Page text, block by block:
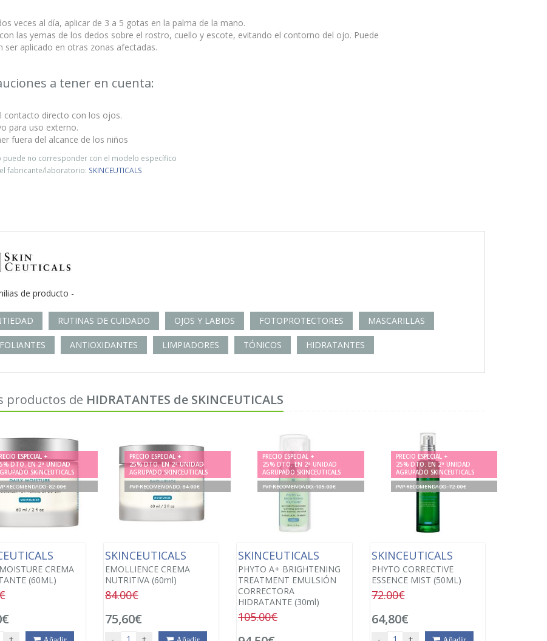
veces al día, aplicar de 3 a 5 gotas en la palma de la mano.
las yemas de los dedos sobre el rostro, cuello y escote, evitando el contorno del ojo. Puede
ser aplicado en otras zonas afectadas.
a tener en cuenta:
contacto directo con los ojos.
para uso externo.
fuera del alcance de los niños
puede no corresponder con el modelo específico
fabricante/laboratorio: SKINCEUTICALS
de producto -
RUTINAS DE CUIDADO OJOS Y LABIOS FOTOPROTECTORES MASCARILLAS
ANTIOXIDANTES LIMPIADORES TÓNICOS HIDRATANTES
productos de HIDRATANTES de SKINCEUTICALS
ESPECIAL +
DTO. EN 2ª UNIDAD
SKINCEUTICALS
RECOMENDADO. 82.00€
CREMA
(60ML)
PRECIO ESPECIAL +
25% DTO. EN 2ª UNIDAD
AGRUPADO SKINCEUTICALS
PVP RECOMENDADO. 84.00€
SKINCEUTICALS
EMOLLIENCE CREMA
NUTRITIVA (60ml)
84.00€
75,60€
PRECIO ESPECIAL +
25% DTO. EN 2ª UNIDAD
AGRUPADO SKINCEUTICALS
PVP RECOMENDADO. 105.00€
SKINCEUTICALS
PHYTO A+ BRIGHTENING
TREATMENT EMULSIÓN
CORRECTORA
HIDRATANTE (30ml)
105.00€
PRECIO ESPECIAL +
25% DTO. EN 2ª UNIDAD
AGRUPADO SKINCEUTICALS
PVP RECOMENDADO. 72.00€
SKINCEUTICALS
PHYTO CORRECTIVE
ESSENCE MIST (50ML)
72.00€
64,80€